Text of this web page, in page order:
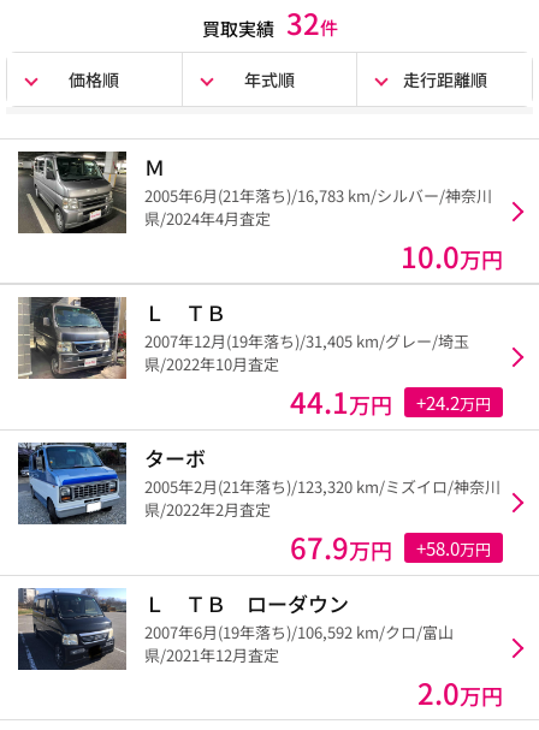
買取実績 32件
価格順 年式順 走行距離順
Ｍ
2005年6月(21年落ち)/16,783 km/シルバー/神奈川
県/2024年4月査定
10.0万円
Ｌ ＴＢ
2007年12月(19年落ち)/31,405 km/グレー/埼玉
県/2022年10月査定
44.1万円 +24.2万円
ターボ
2005年2月(21年落ち)/123,320 km/ミズイロ/神奈川
県/2022年2月査定
67.9万円 +58.0万円
Ｌ ＴＢ ローダウン
2007年6月(19年落ち)/106,592 km/クロ/富山
県/2021年12月査定
2.0万円